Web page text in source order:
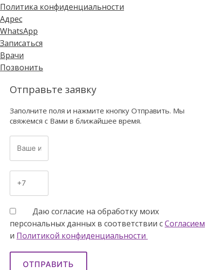
Политика конфиденциальности
Адрес
WhatsApp
Записаться
Врачи
Позвонить
Отправьте заявку
Заполните поля и нажмите кнопку Отправить. Мы
свяжемся с Вами в ближайшее время.
Даю согласие на обработку моих
персональных данных в соответствии сСогласием
и Политикой конфиденциальности
ОТПРАВИТЬ